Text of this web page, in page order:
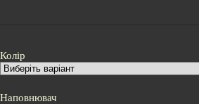
Колір
Наповнювач